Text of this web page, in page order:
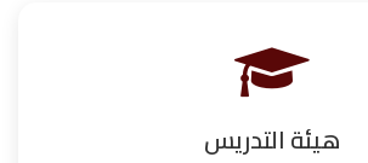
هيئة التدريس